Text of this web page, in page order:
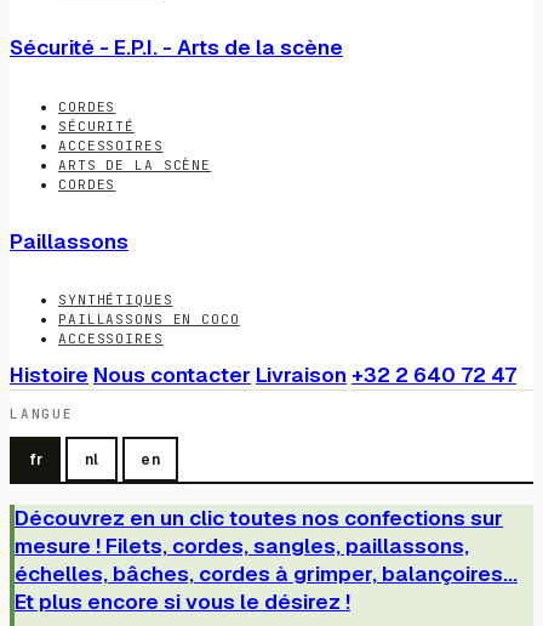
Sécurité - E.P.I. - Arts de la scène
CORDES
SÉCURITÉ
ACCESSOIRES
ARTS DE LA SCÈNE
CORDES
Paillassons
SYNTHÉTIQUES
PAILLASSONS EN COCO
ACCESSOIRES
Histoire Nous contacter Livraison +32 2 640 72 47
LANGUE
fr nl en
Découvrez en un clic toutes nos confections sur
mesure ! Filets, cordes, sangles, paillassons,
échelles, bâches, cordes à grimper, balançoires...
Et plus encore si vous le désirez !